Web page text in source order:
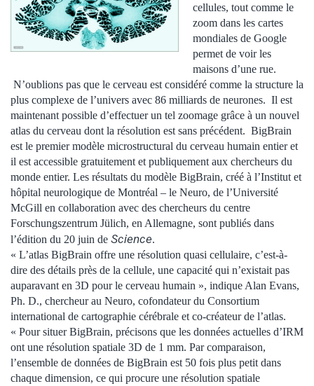
cellules, tout comme le
zoom dans les cartes
mondiales de Google
permet de voir les
maisons d’une rue.
N’oublions pas que le cerveau est considéré comme la structure la
plus complexe de l’univers avec 86 milliards de neurones. Il est
maintenant possible d’effectuer un tel zoomage grâce à un nouvel
atlas du cerveau dont la résolution est sans précédent. BigBrain
est le premier modèle microstructural du cerveau humain entier et
il est accessible gratuitement et publiquement aux chercheurs du
monde entier. Les résultats du modèle BigBrain, créé à l’Institut et
hôpital neurologique de Montréal – le Neuro, de l’Université
McGill en collaboration avec des chercheurs du centre
Forschungszentrum Jülich, en Allemagne, sont publiés dans
l’édition du 20 juin de Science.
« L’atlas BigBrain offre une résolution quasi cellulaire, c’est-à-
dire des détails près de la cellule, une capacité qui n’existait pas
auparavant en 3D pour le cerveau humain », indique Alan Evans,
Ph. D., chercheur au Neuro, cofondateur du Consortium
international de cartographie cérébrale et co-créateur de l’atlas.
« Pour situer BigBrain, précisons que les données actuelles d’IRM
ont une résolution spatiale 3D de 1 mm. Par comparaison,
l’ensemble de données de BigBrain est 50 fois plus petit dans
chaque dimension, ce qui procure une résolution spatiale